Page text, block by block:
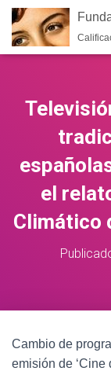
el
Climático
Cambio de
emisión de ‘Cine